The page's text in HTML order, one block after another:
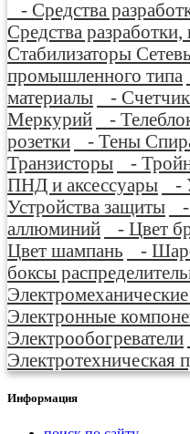
- Средства
Средства
Стабилизаторы
промышленного типа
материалы
-
Меркурий
-
розетки
- Тены
Транзисторы
-
ПНД и аксессуары
-
Устройства защиты
-
аллюминий
- Цвет
Цвет шампань
-
боксы
Электронные
Электрообогреватели
Электротехническая
Информация